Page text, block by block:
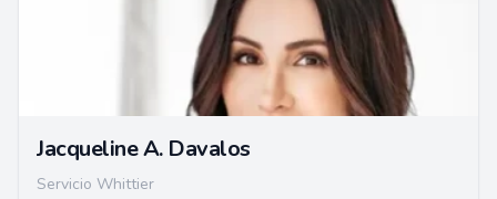
Jacqueline A. Davalos
Servicio Whittier